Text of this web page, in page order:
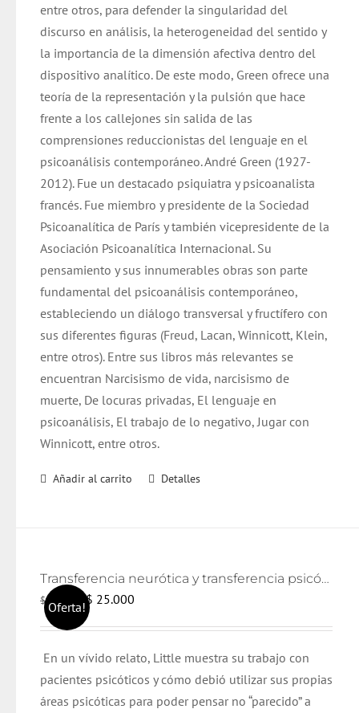
entre otros, para defender la singularidad del
discurso en análisis, la heterogeneidad del sentido y
la importancia de la dimensión afectiva dentro del
dispositivo analítico. De este modo, Green ofrece una
teoría de la representación y la pulsión que hace
frente a los callejones sin salida de las
comprensiones reduccionistas del lenguaje en el
psicoanálisis contemporáneo. André Green (1927-
2012). Fue un destacado psiquiatra y psicoanalista
francés. Fue miembro y presidente de la Sociedad
Psicoanalítica de París y también vicepresidente de la
Asociación Psicoanalítica Internacional. Su
pensamiento y sus innumerables obras son parte
fundamental del psicoanálisis contemporáneo,
estableciendo un diálogo transversal y fructífero con
sus diferentes figuras (Freud, Lacan, Winnicott, Klein,
entre otros). Entre sus libros más relevantes se
encuentran Narcisismo de vida, narcisismo de
muerte, De locuras privadas, El lenguaje en
psicoanálisis, El trabajo de lo negativo, Jugar con
Winnicott, entre otros.
Añadir al carrito Detalles
Oferta!
Transferencia neurótica y transferencia psicótica (2da edición)
$26.000
El
precio
era:
$ 26.000.
$ 25.000
es:
$ 25.000.
En un vívido relato, Little muestra su trabajo con
pacientes psicóticos y cómo debió utilizar sus propias
áreas psicóticas para poder pensar no “parecido” a